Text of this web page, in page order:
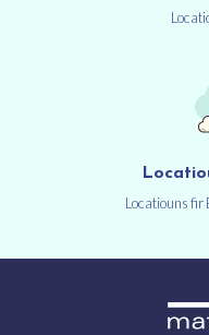
Locatiouns fir